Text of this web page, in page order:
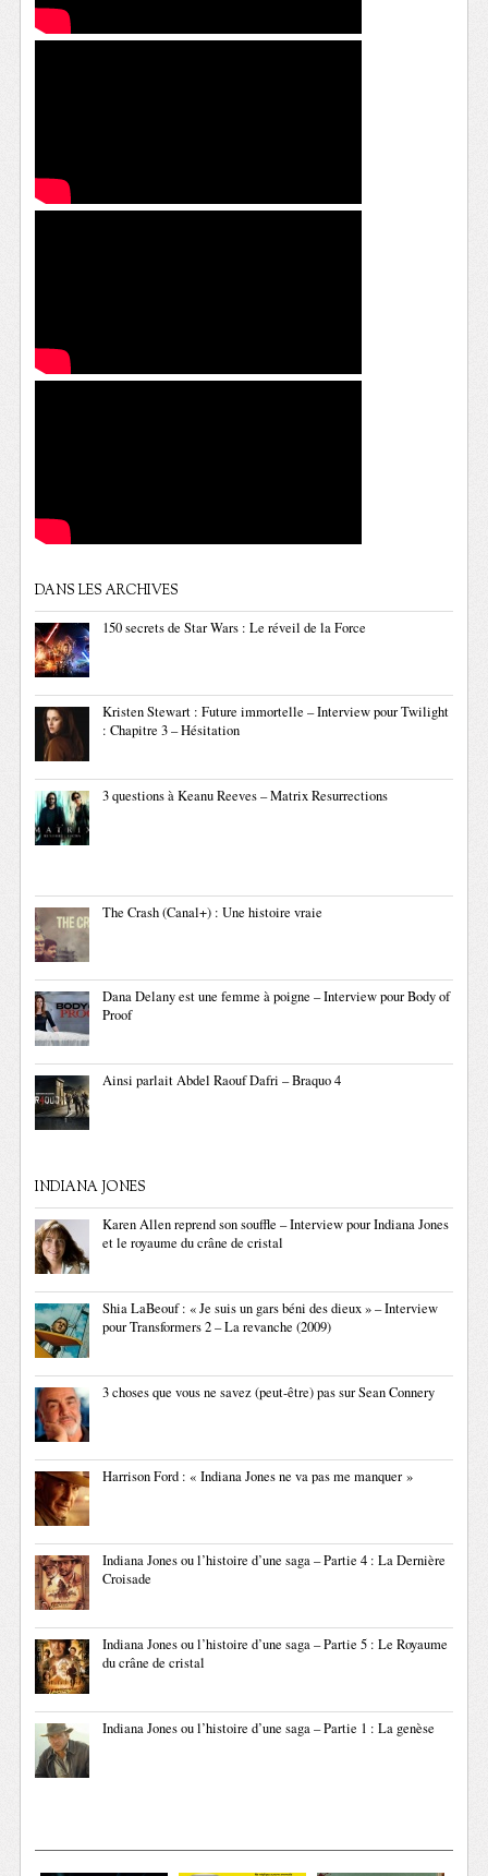
DANS LES ARCHIVES
150 secrets de Star Wars : Le réveil de la Force
Kristen Stewart : Future immortelle – Interview pour Twilight
: Chapitre 3 – Hésitation
3 questions à Keanu Reeves – Matrix Resurrections
The Crash (Canal+) : Une histoire vraie
Dana Delany est une femme à poigne – Interview pour Body of
Proof
Ainsi parlait Abdel Raouf Dafri – Braquo 4
INDIANA JONES
Karen Allen reprend son souffle – Interview pour Indiana Jones
et le royaume du crâne de cristal
Shia LaBeouf : « Je suis un gars béni des dieux » – Interview
pour Transformers 2 – La revanche (2009)
3 choses que vous ne savez (peut-être) pas sur Sean Connery
Harrison Ford : « Indiana Jones ne va pas me manquer »
Indiana Jones ou l’histoire d’une saga – Partie 4 : La Dernière
Croisade
Indiana Jones ou l’histoire d’une saga – Partie 5 : Le Royaume
du crâne de cristal
Indiana Jones ou l’histoire d’une saga – Partie 1 : La genèse